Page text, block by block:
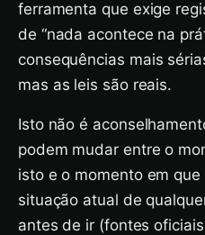
ferramenta que exige
de “nada acontece na
consequências mais
mas as leis são reais.
Isto não é
podem mudar entre o
isto e o momento em
situação atual de
antes de ir (fontes